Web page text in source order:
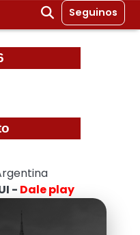
Seguinos
- Dale play